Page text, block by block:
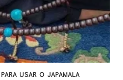
USAR O JAPAMALA